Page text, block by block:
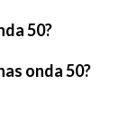
50?
onda 50?